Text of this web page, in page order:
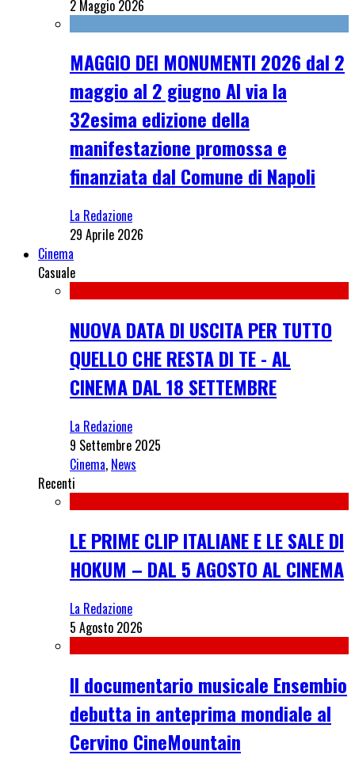
2 Maggio 2026
MAGGIO DEI MONUMENTI 2026 dal 2
maggio al 2 giugno Al via la
32esima edizione della
manifestazione promossa e
finanziata dal Comune di Napoli
La Redazione
29 Aprile 2026
Cinema
Casuale
NUOVA DATA DI USCITA PER TUTTO
QUELLO CHE RESTA DI TE - AL
CINEMA DAL 18 SETTEMBRE
La Redazione
9 Settembre 2025
Cinema, News
Recenti
LE PRIME CLIP ITALIANE E LE SALE DI
HOKUM – DAL 5 AGOSTO AL CINEMA
La Redazione
5 Agosto 2026
Il documentario musicale Ensembio
debutta in anteprima mondiale al
Cervino CineMountain